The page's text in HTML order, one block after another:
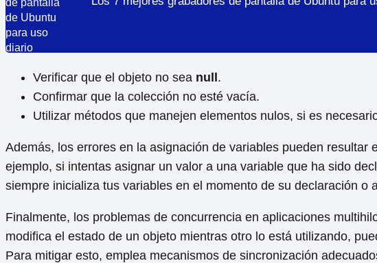
Verificar que el objeto no sea null.
Confirmar que la colección no esté vacía.
Utilizar métodos que manejen elementos nulos, si es
Además, los errores en la asignación de variables pueden resultar
ejemplo, si intentas asignar un valor a una variable que ha sido
siempre inicializa tus variables en el momento de su declaración
Finalmente, los problemas de concurrencia en aplicaciones
modifica el estado de un objeto mientras otro lo está utilizando,
Para mitigar esto, emplea mecanismos de sincronización